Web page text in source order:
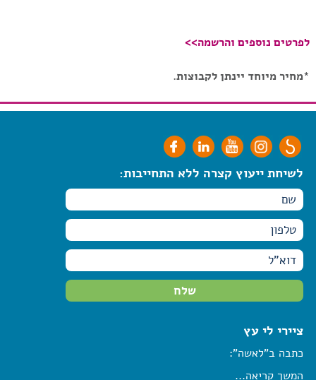
לפרטים נוספים והרשמה>>
*מחיר מיוחד יינתן לקבוצות.
לשיחת ייעוץ קצרה ללא התחייבות:
ציירי לי עץ
כתבה ב"לאשה":
המשך קריאה...